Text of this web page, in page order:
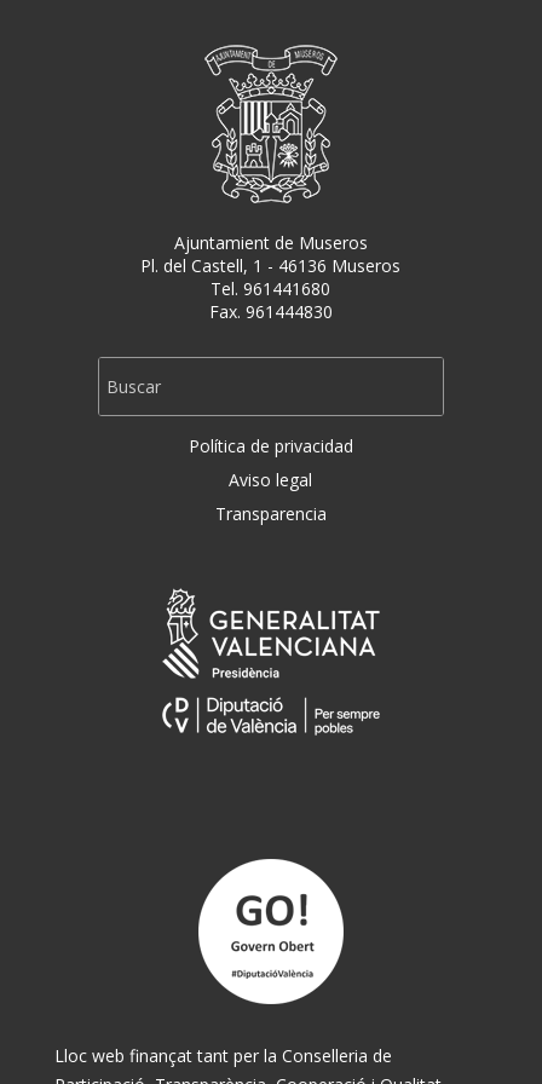
Ajuntamient de Museros
Pl. del Castell, 1 - 46136 Museros
Tel. 961441680
Fax. 961444830
Política de privacidad
Aviso legal
Transparencia
Lloc web finançat tant per la Conselleria de